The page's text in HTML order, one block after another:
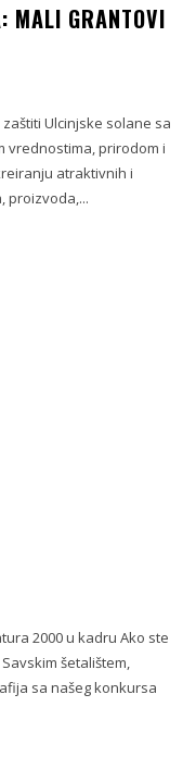
MALI GRANTOVI
Ulcinjske solane sa
vrednostima, prirodom i
atraktivnih i
proizvoda,...
2000 u kadru Ako ste
šetalištem,
sa našeg konkursa